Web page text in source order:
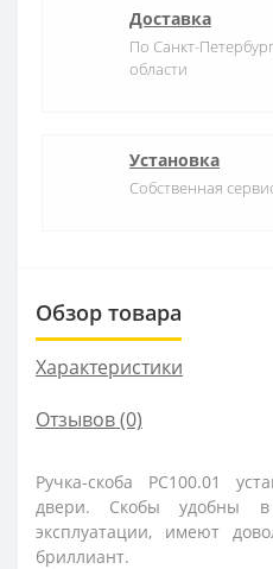
Доставка
По Санкт-
области
Установка
Собственная
Обзор товара
Характеристики
Отзывов (0)
Ручка-скоба РС100.01
двери. Скобы удобны
эксплуатации, имеют
бриллиант.